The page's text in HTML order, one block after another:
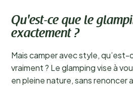
Qu'est-ce que le
exactement ?
Mais camper avec style,
vraiment ? Le glamping vise à
en pleine nature, sans renoncer